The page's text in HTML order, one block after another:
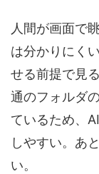
人間が画面で
は分かりにく
せる前提で見
通のフォルダ
ているため、
しやすい。あ
い。